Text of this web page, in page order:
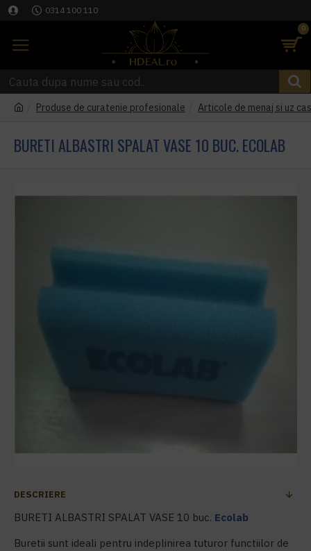
0314 100 110
0
Produse de curatenie profesionale Articole de menaj si uz
BURETI ALBASTRI SPALAT VASE 10 BUC. ECOLAB
DESCRIERE
BURETI ALBASTRI SPALAT VASE 10 buc. Ecolab
Buretii sunt ideali pentru indeplinirea tuturor functiilor de